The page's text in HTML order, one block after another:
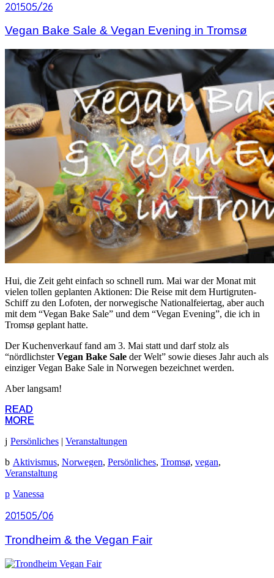
201505/26
201505/26
Vegan Bake Sale & Vegan Evening in Tromsø
Hui, die Zeit geht einfach so schnell rum. Mai war der Monat mit
vielen tollen geplanten Aktionen: Die Reise mit dem Hurtigruten-
Schiff zu den Lofoten, der norwegische Nationalfeiertag, aber auch
mit dem “Vegan Bake Sale” und dem “Vegan Evening”, die ich in
Tromsø geplant hatte.
Der Kuchenverkauf fand am 3. Mai statt und darf stolz als
“nördlichsterVegan Bake Sale der Welt” sowie dieses Jahr auch als
einziger Vegan Bake Sale in Norwegen bezeichnet werden.
Aber langsam!
READ
MORE
READ
MORE
Persönliches| Veranstaltungen
Aktivismus, Norwegen, Persönliches, Tromsø, vegan,
Veranstaltung
Vanessa
201505/06
201505/06
Trondheim & the Vegan Fair